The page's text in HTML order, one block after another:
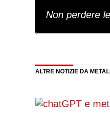
Non perdere
ALTRE NOTIZIE DA